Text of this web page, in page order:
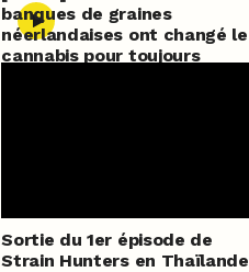
banques de graines
néerlandaises ont changé le
cannabis pour toujours
Sortie du 1er épisode de
Strain Hunters en Thaïlande